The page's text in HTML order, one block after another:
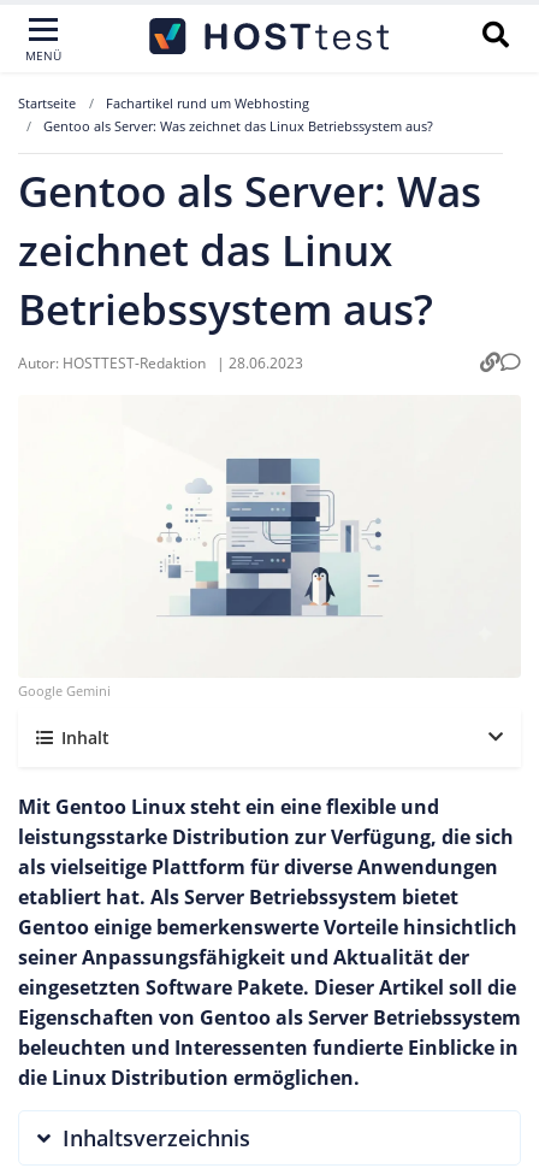
MENÜ
Startseite
Fachartikel rund um Webhosting
Gentoo als Server: Was zeichnet das Linux Betriebssystem aus?
Gentoo als Server: Was
zeichnet das Linux
Betriebssystem aus?
Autor: HOSTTEST-Redaktion | 28.06.2023
Google Gemini
Inhalt
Mit Gentoo Linux steht ein eine flexible und
leistungsstarke Distribution zur Verfügung, die sich
als vielseitige Plattform für diverse Anwendungen
etabliert hat. Als Server Betriebssystem bietet
Gentoo einige bemerkenswerte Vorteile hinsichtlich
seiner Anpassungsfähigkeit und Aktualität der
eingesetzten Software Pakete. Dieser Artikel soll die
Eigenschaften von Gentoo als Server Betriebssystem
beleuchten und Interessenten fundierte Einblicke in
die Linux Distribution ermöglichen.
Inhaltsverzeichnis